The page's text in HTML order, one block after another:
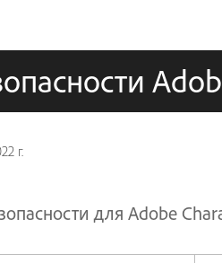
г.
для Adobe